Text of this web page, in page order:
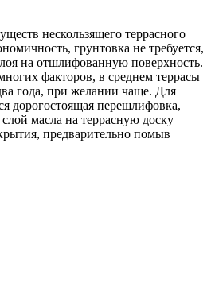
нескользящего террасного
грунтовка не требуется,
на отшлифованную поверхность.
факторов, в среднем террасы
года, при желании чаще. Для
дорогостоящая перешлифовка,
масла на террасную доску
предварительно помыв